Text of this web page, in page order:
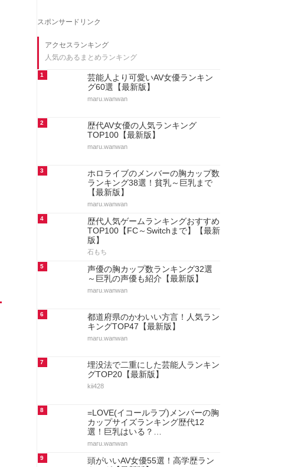
スポンサードリンク
アクセスランキング
人気のあるまとめランキング
1
芸能人より可愛いAV女優ランキン
グ60選【最新版】
maru.wanwan
2
歴代AV女優の人気ランキング
TOP100【最新版】
maru.wanwan
3
ホロライブのメンバーの胸カップ数
ランキング38選！貧乳～巨乳まで
【最新版】
maru.wanwan
4
歴代人気ゲームランキングおすすめ
TOP100【FC～Switchまで】【最新
版】
石もち
5
声優の胸カップ数ランキング32選
～巨乳の声優も紹介【最新版】
maru.wanwan
6
都道府県のかわいい方言！人気ラン
キングTOP47【最新版】
maru.wanwan
7
埋没法で二重にした芸能人ランキン
グTOP20【最新版】
kii428
8
=LOVE(イコールラブ)メンバーの胸
カップサイズランキング歴代12
選！巨乳はいる？…
maru.wanwan
9
頭がいいAV女優55選！高学歴ラン